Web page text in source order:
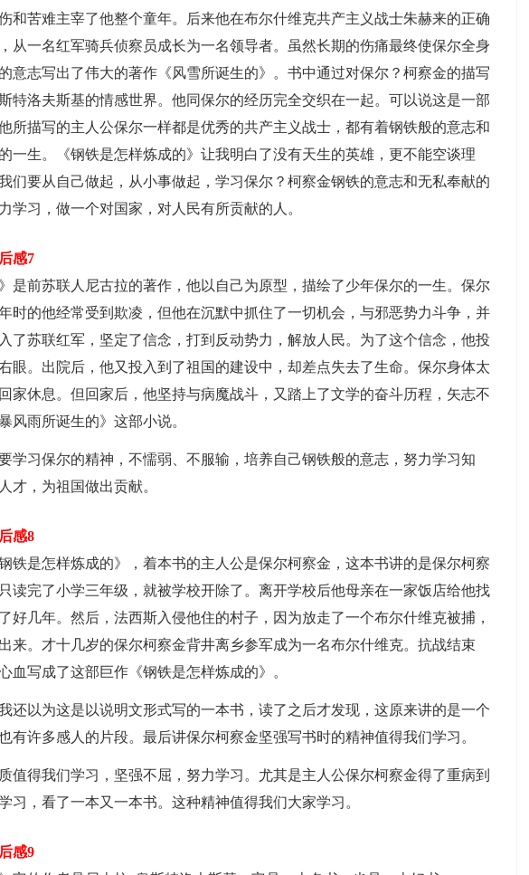
和苦难主宰了他整个童年。后来他在布尔什维克共产主义战士朱赫来的正确
从一名红军骑兵侦察员成长为一名领导者。虽然长期的伤痛最终使保尔全身
意志写出了伟大的著作《风雪所诞生的》。书中通过对保尔？柯察金的描写
特洛夫斯基的情感世界。他同保尔的经历完全交织在一起。可以说这是一部
所描写的主人公保尔一样都是优秀的共产主义战士，都有着钢铁般的意志和
一生。《钢铁是怎样炼成的》让我明白了没有天生的英雄，更不能空谈理
们要从自己做起，从小事做起，学习保尔？柯察金钢铁的意志和无私奉献的
学习，做一个对国家，对人民有所贡献的人。
感7
是前苏联人尼古拉的著作，他以自己为原型，描绘了少年保尔的一生。保尔
时的他经常受到欺凌，但他在沉默中抓住了一切机会，与邪恶势力斗争，并
了苏联红军，坚定了信念，打到反动势力，解放人民。为了这个信念，他投
眼。出院后，他又投入到了祖国的建设中，却差点失去了生命。保尔身体太
家休息。但回家后，他坚持与病魔战斗，又踏上了文学的奋斗历程，矢志不
风雨所诞生的》这部小说。
学习保尔的精神，不懦弱、不服输，培养自己钢铁般的意志，努力学习知
才，为祖国做出贡献。
感8
铁是怎样炼成的》，着本书的主人公是保尔柯察金，这本书讲的是保尔柯察
读完了小学三年级，就被学校开除了。离开学校后他母亲在一家饭店给他找
好几年。然后，法西斯入侵他住的村子，因为放走了一个布尔什维克被捕，
来。才十几岁的保尔柯察金背井离乡参军成为一名布尔什维克。抗战结束
血写成了这部巨作《钢铁是怎样炼成的》。
还以为这是以说明文形式写的一本书，读了之后才发现，这原来讲的是一个
有许多感人的片段。最后讲保尔柯察金坚强写书时的精神值得我们学习。
值得我们学习，坚强不屈，努力学习。尤其是主人公保尔柯察金得了重病到
习，看了一本又一本书。这种精神值得我们大家学习。
感9